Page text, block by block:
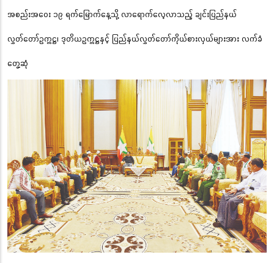
အစည်းအဝေး ၁၉ ရက်မြောက်နေ့သို့ လာရောက်လေ့လာသည့် ချင်းပြည်နယ်
လွှတ်တော်ဥက္ကဋ္ဌ၊ ဒုတိယဥက္ကဋ္ဌနှင့် ပြည်နယ်လွှတ်တော်ကိုယ်စားလှယ်များအား လက်ခံ
တွေ့ဆုံ